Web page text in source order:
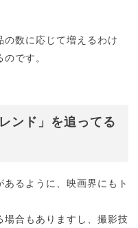
数に応じて増えるわけ
です。
ンド」を追ってる
るように、映画界にもト
合もありますし、撮影技